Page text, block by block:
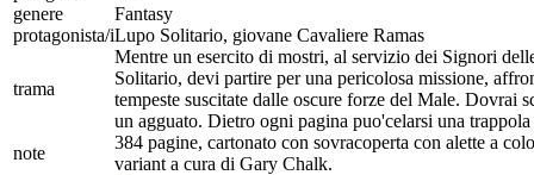
genere
Fantasy
protagonista/iLupo Solitario, giovane Cavaliere Ramas
trama
Mentre un esercito di mostri, al servizio dei Signori
Solitario, devi partire per una pericolosa missione,
tempeste suscitate dalle oscure forze del Male. Dovrai
un agguato. Dietro ogni pagina puo'celarsi una
note
384 pagine, cartonato con sovracoperta con alette a
variant a cura di Gary Chalk.